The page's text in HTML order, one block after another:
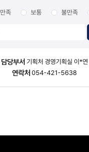
만족 보통 불만족
담당부서 기획처 경영기획실 이*연
연락처 054-421-5638